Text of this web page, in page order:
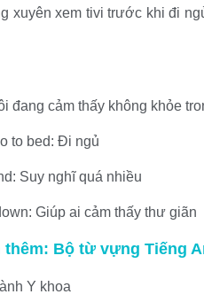
xuyên xem tivi trước khi đi
đang cảm thấy không khỏe
to bed: Đi ngủ
Suy nghĩ quá nhiều
Giúp ai cảm thấy thư giãn
thêm: Bộ từ vựng Tiếng